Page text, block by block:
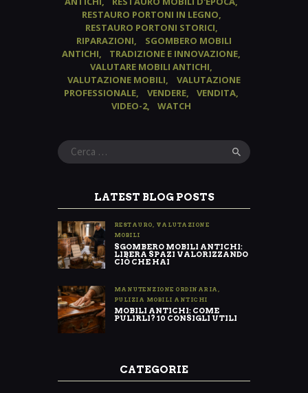
RESTAURO PORTONI IN LEGNO
RESTAURO PORTONI STORICI
RIPARAZIONI
SGOMBERO MOBILI
ANTICHI
TRADIZIONE E INNOVAZIONE
VALUTARE MOBILI ANTICHI
VALUTAZIONE MOBILI
VALUTAZIONE
PROFESSIONALE
VENDERE
VENDITA
VIDEO-2
WATCH
Ricerca
per:
LATEST BLOG POSTS
RESTAURO, VALUTAZIONE
MOBILI
SGOMBERO MOBILI ANTICHI:
LIBERA SPAZI VALORIZZANDO
CIÒ CHE HAI
MANUTENZIONE ORDINARIA
PULIZIA MOBILI ANTICHI
MOBILI ANTICHI: COME
PULIRLI? 10 CONSIGLI UTILI
CATEGORIE